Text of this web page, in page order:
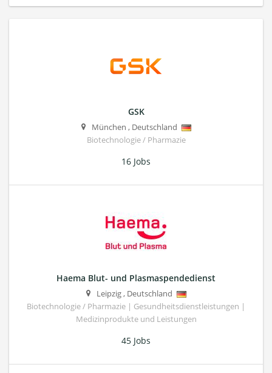
GSK
München , Deutschland
Biotechnologie / Pharmazie
16 Jobs
Haema Blut- und Plasmaspendedienst
Leipzig, Deutschland
Biotechnologie / Pharmazie | Gesundheitsdienstleistungen |
Medizinprodukte und Leistungen
45 Jobs